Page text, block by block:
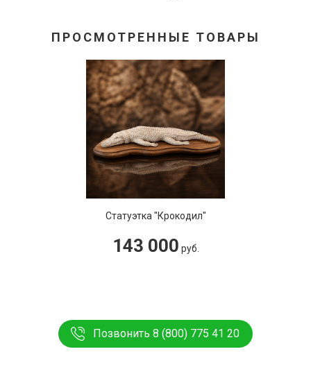
ПРОСМОТРЕННЫЕ ТОВАРЫ
Статуэтка "Крокодил"
143 000 руб.
Позвонить 8 (800) 775 41 20